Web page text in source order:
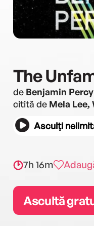
The
de Benjamin Percy
citită de Mela
Asculți
7h 16m
Ascultă